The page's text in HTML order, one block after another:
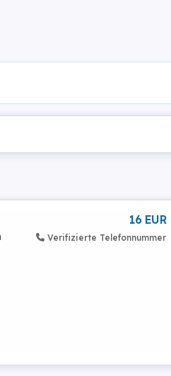
16 EUR
Verifizierte Telefonnummer